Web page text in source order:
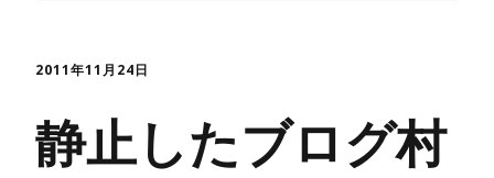
2011年11月24日
静止したブログ村